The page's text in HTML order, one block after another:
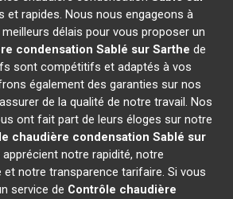
et rapides. Nous nous engageons à
délais pour vous proposer un
condensation Sablé sur Sarthe de
sont compétitifs et adaptés à vos
également des garanties sur nos
de la qualité de notre travail. Nos
ont fait part de leurs éloges sur notre
chaudière condensation Sablé sur
apprécient notre rapidité, notre
notre transparence tarifaire. Si vous
service de Contrôle chaudière